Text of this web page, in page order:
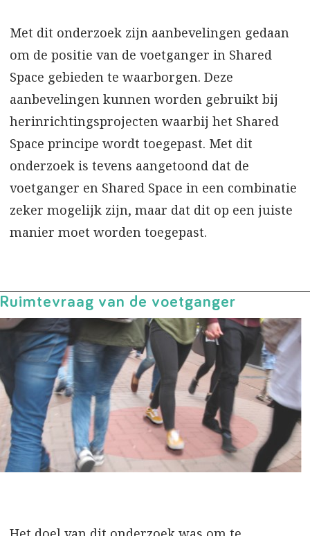
Met dit onderzoek zijn aanbevelingen gedaan
om de positie van de voetganger in Shared
Space gebieden te waarborgen. Deze
aanbevelingen kunnen worden gebruikt bij
herinrichtingsprojecten waarbij het Shared
Space principe wordt toegepast. Met dit
onderzoek is tevens aangetoond dat de
voetganger en Shared Space in een combinatie
zeker mogelijk zijn, maar dat dit op een juiste
manier moet worden toegepast.
Ruimtevraag van de voetganger